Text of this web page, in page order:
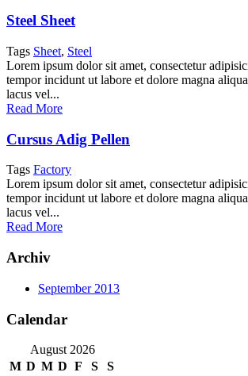
Steel Sheet
Tags Sheet, Steel
Lorem ipsum dolor sit amet, consectetur
tempor incidunt ut labore et dolore magna
lacus vel...
Read More
Cursus Adig Pellen
Tags Factory
Lorem ipsum dolor sit amet, consectetur
tempor incidunt ut labore et dolore magna
lacus vel...
Read More
Archiv
September 2013
Calendar
August 2026
M D M D F S S